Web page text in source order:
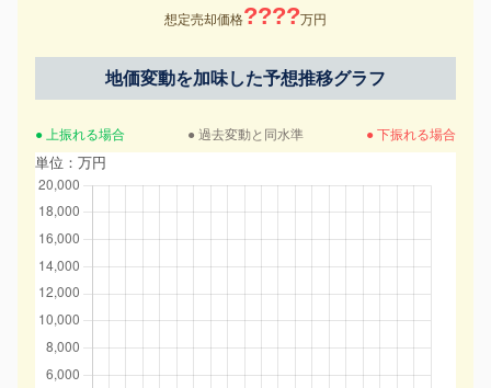
想定売却価格????万円
地価変動を加味した予想推移グラフ
● 上振れる場合 ● 過去変動と同水準 ● 下振れる場合
単位：万円